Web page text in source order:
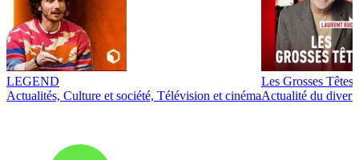
LEGEND
Actualités, Culture et société, Télévision et cinéma
Les Grosses Têtes
Actualité du